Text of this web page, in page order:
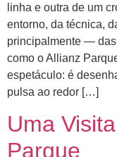
linha e outra de um
entorno, da técnica,
principalmente —
como o Allianz
espetáculo: é
pulsa ao redor […]
Uma
Parque